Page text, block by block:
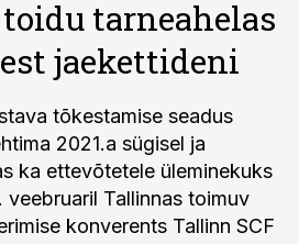
tarneahelas
jaekettideni
tõkestamise seadus
2021.a sügisel ja
ka ettevõtetele üleminekuks
veebruaril Tallinnas toimuv
konverents Tallinn SCF